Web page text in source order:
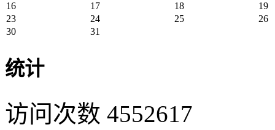
16
17 18
19
23
24 25
26
30
31
统计
访问次数 4552617